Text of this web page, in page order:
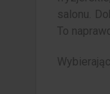
salonu.
To